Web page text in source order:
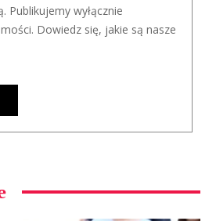
Publikujemy wyłącznie
Dowiedz się, jakie są nasze